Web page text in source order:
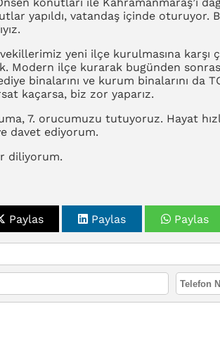
konutları ile Kahramanmaraş’ı
yapıldı, vatandaş içinde oturuyor.
vekillerimiz yeni ilçe kurulmasına karşı
Modern ilçe kurarak bugünden
binalarını ve kurum binalarını da
kaçarsa, biz zor yaparız.
7. orucumuzu tutuyoruz. Hayat
davet ediyorum.
diliyorum.
Paylas Paylas Paylas